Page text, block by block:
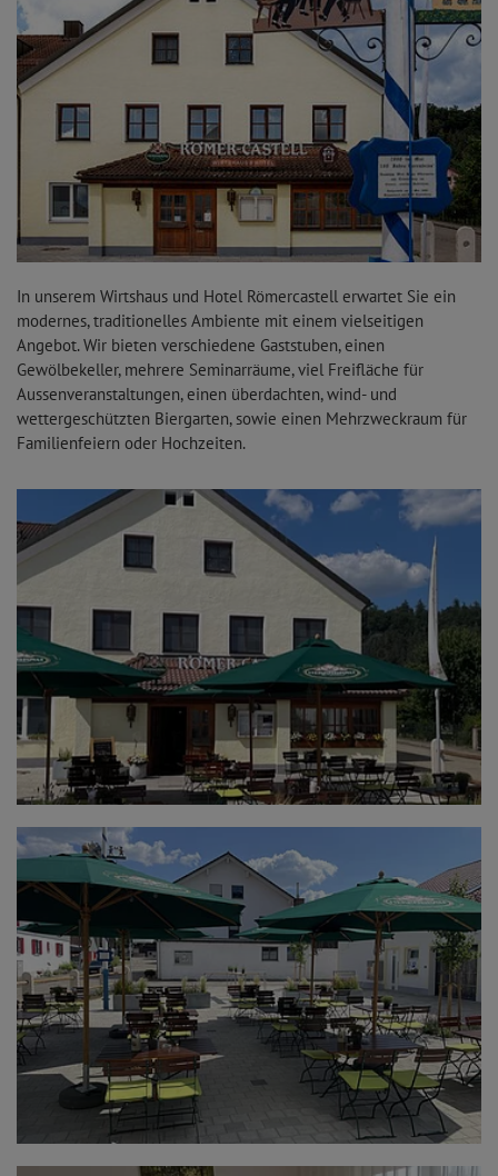
In unserem Wirtshaus und Hotel Römercastell erwartet Sie ein
modernes, traditionelles Ambiente mit einem vielseitigen
Angebot. Wir bieten verschiedene Gaststuben, einen
Gewölbekeller, mehrere Seminarräume, viel Freifläche für
Aussenveranstaltungen, einen überdachten, wind- und
wettergeschützten Biergarten, sowie einen Mehrzweckraum für
Familienfeiern oder Hochzeiten.